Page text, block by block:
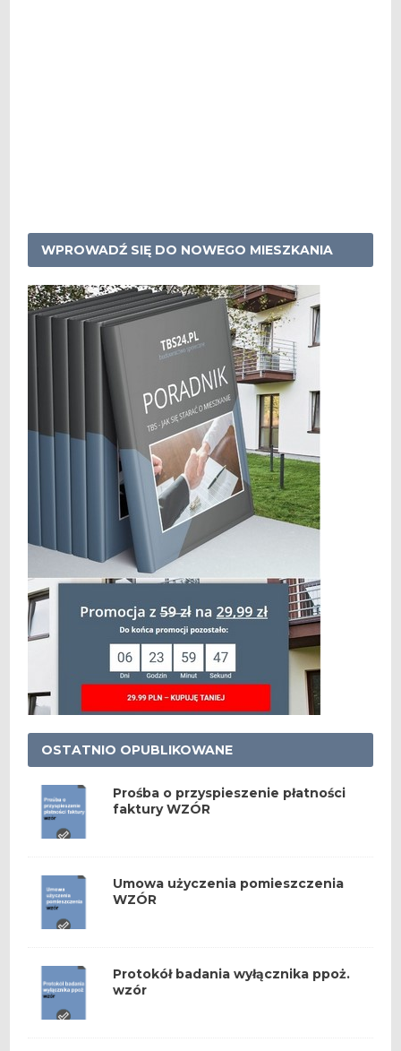
WPROWADŹ SIĘ DO NOWEGO MIESZKANIA
OSTATNIO OPUBLIKOWANE
Prośba o przyspieszenie płatności
faktury WZÓR
Umowa użyczenia pomieszczenia
WZÓR
Protokół badania wyłącznika ppoż.
wzór